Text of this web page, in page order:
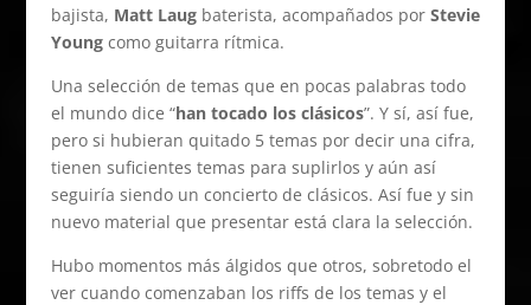
bajista, Matt Laugbaterista, acompañados por Stevie
Youngcomo guitarra rítmica.
Una selección de temas que en pocas palabras todo
el mundo dice “han tocado los clásicos”. Y sí, así fue,
pero si hubieran quitado 5 temas por decir una cifra,
tienen suficientes temas para suplirlos y aún así
seguiría siendo un concierto de clásicos. Así fue y sin
nuevo material que presentar está clara la selección.
Hubo momentos más álgidos que otros, sobretodo el
ver cuando comenzaban los riffs de los temas y el